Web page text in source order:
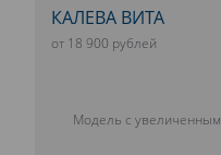
КАЛЕВА ВИТА
от 18 900 рублей
Модель с